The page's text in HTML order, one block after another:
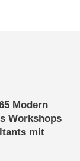
Modern
Workshops
mit